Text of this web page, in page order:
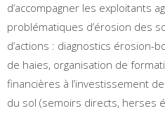
d’accompagner les exploitants
problématiques d’érosion des
d’actions : diagnostics érosion-
de haies, organisation de
financières à l’investissement
du sol (semoirs directs, herses